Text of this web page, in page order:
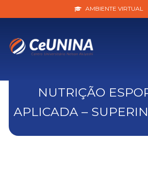
AMBIENTE VIRTUAL
NUTRIÇÃO
APLICADA –